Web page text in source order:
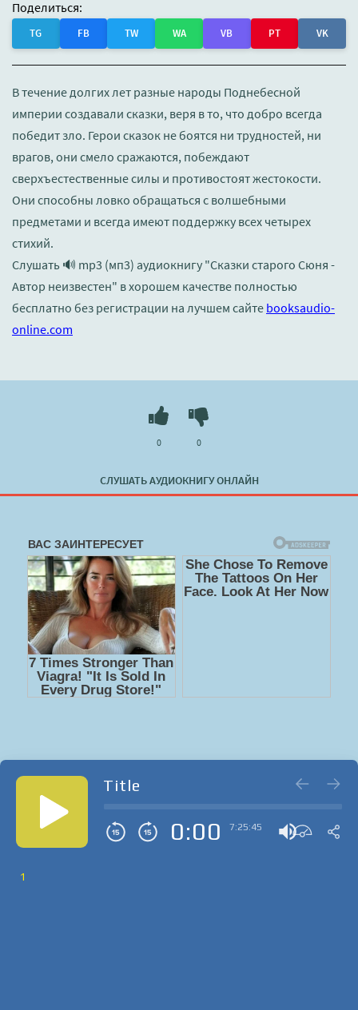
Поделиться:
TG FB TW WA VB PT VK
В течение долгих лет разные народы Поднебесной
империи создавали сказки, веря в то, что добро всегда
победит зло. Герои сказок не боятся ни трудностей, ни
врагов, они смело сражаются, побеждают
сверхъестественные силы и противостоят жестокости.
Они способны ловко обращаться с волшебными
предметами и всегда имеют поддержку всех четырех
стихий.
Слушать 🔊 mp3 (мп3) аудиокнигу "Сказки старого Сюня -
Автор неизвестен" в хорошем качестве полностью
бесплатно без регистрации на лучшем сайте booksaudio-
online.com
СЛУШАТЬ АУДИОКНИГУ ОНЛАЙН
0 0
Title
0:00 7:25:45
1